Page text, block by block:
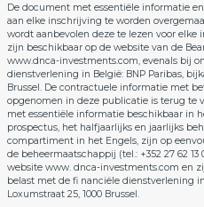
De document met essentiële informatie
aan elke inschrijving te worden
wordt aanbevolen deze te lezen voor
zijn beschikbaar op de website van de
www.dnca-investments.com, evenals bij
dienstverlening in België: BNP Paribas,
Brussel. De contractuele informatie met
opgenomen in deze publicatie is terug te
met essentiële informatie beschikbaar in
prospectus, het halfjaarlijks en jaarlijks
compartiment in het Engels, zijn op
de beheermaatschappij (tel.: +352 27 62
website www. dnca-investments.com en
belast met de fi nanciële dienstverlening
Loxumstraat 25, 1000 Brussel.